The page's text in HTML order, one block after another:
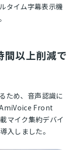
タイム字幕表示機
以上削減で
ため、音声認識に
Front
マイク集約デバイ
入しました。